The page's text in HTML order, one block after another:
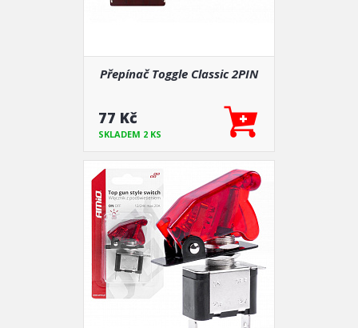
Přepínač Toggle Classic 2PIN
77 Kč
SKLADEM 2 KS